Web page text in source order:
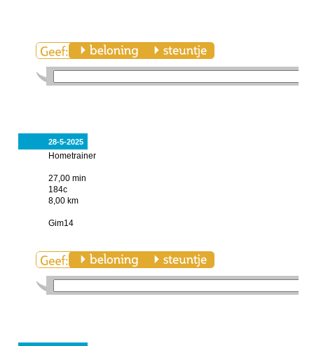
28-5-2025
Hometrainer
27,00 min
184c
8,00 km
Gim14